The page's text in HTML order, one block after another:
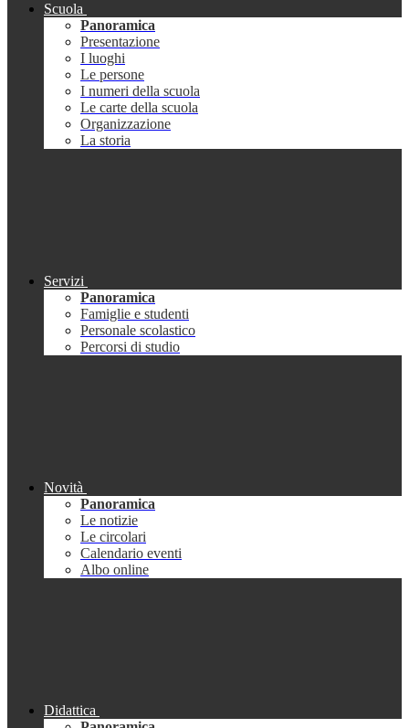
Scuola
Panoramica
Presentazione
I luoghi
Le persone
I numeri della scuola
Le carte della scuola
Organizzazione
La storia
Servizi
Panoramica
Famiglie e studenti
Personale scolastico
Percorsi di studio
Novità
Panoramica
Le notizie
Le circolari
Calendario eventi
Albo online
Didattica